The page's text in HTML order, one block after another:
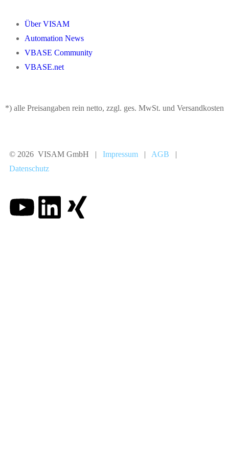
Über VISAM
Automation News
VBASE Community
VBASE.net
*) alle Preisangaben rein netto, zzgl. ges. MwSt. und Versandkosten
© 2026 VISAM GmbH | Impressum | AGB |
Datenschutz